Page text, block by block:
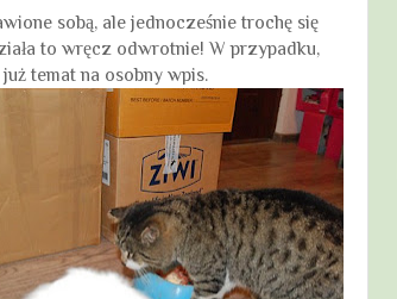
sobą, ale jednocześnie trochę się
to wręcz odwrotnie! W przypadku,
temat na osobny wpis.